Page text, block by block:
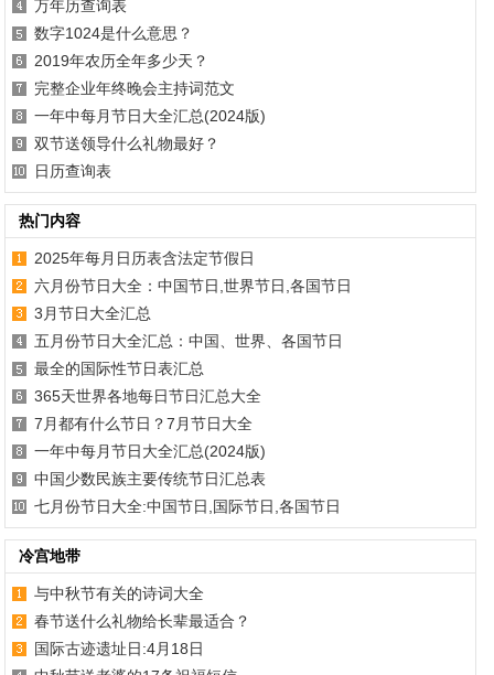
万年历查询表
数字1024是什么意思？
2019年农历全年多少天？
完整企业年终晚会主持词范文
一年中每月节日大全汇总(2024版)
双节送领导什么礼物最好？
日历查询表
热门内容
2025年每月日历表含法定节假日
六月份节日大全：中国节日,世界节日,各国节日
3月节日大全汇总
五月份节日大全汇总：中国、世界、各国节日
最全的国际性节日表汇总
365天世界各地每日节日汇总大全
7月都有什么节日？7月节日大全
一年中每月节日大全汇总(2024版)
中国少数民族主要传统节日汇总表
七月份节日大全:中国节日,国际节日,各国节日
冷宫地带
与中秋节有关的诗词大全
春节送什么礼物给长辈最适合？
国际古迹遗址日:4月18日